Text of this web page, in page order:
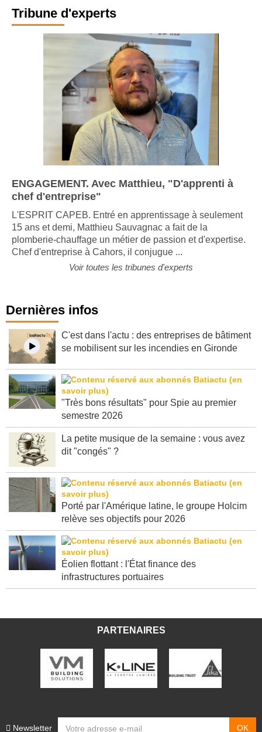
Tribune d'experts
ENGAGEMENT. Avec Matthieu, "D'apprenti à
chef d'entreprise"
L'ESPRIT CAPEB. Entré en apprentissage à seulement
15 ans et demi, Matthieu Sauvagnac a fait de la
plomberie-chauffage un métier de passion et d'expertise.
Dernières infos
C'est dans l'actu : des entreprises de bâtiment
"Très bons résultats" pour Spie au premier
La petite musique de la semaine : vous avez
Porté par l'Amérique latine, le groupe Holcim
Éolien flottant : l'État finance des